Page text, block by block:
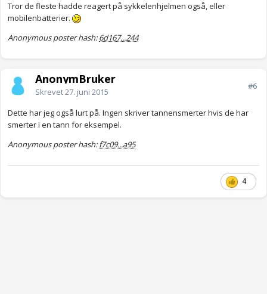
Tror de fleste hadde reagert på sykkelenhjelmen også, eller
mobilenbatterier.
Anonymous poster hash:6d167...244
AnonymBruker
Skrevet27. juni 2015
#6
Dette har jeg også lurt på. Ingen skriver tannensmerter hvis de har
smerter i en tann for eksempel.
Anonymous poster hash:f7c09...a95
4